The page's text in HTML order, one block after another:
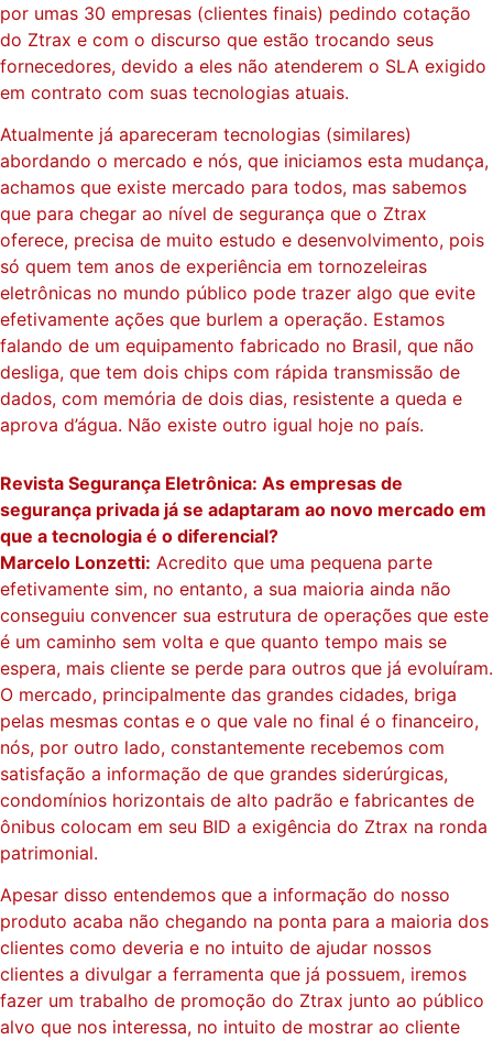
por umas 30 empresas (clientes finais) pedindo cotação
do Ztrax e com o discurso que estão trocando seus
fornecedores, devido a eles não atenderem o SLA exigido
em contrato com suas tecnologias atuais.
Atualmente já apareceram tecnologias (similares)
abordando o mercado e nós, que iniciamos esta mudança,
achamos que existe mercado para todos, mas sabemos
que para chegar ao nível de segurança que o Ztrax
oferece, precisa de muito estudo e desenvolvimento, pois
só quem tem anos de experiência em tornozeleiras
eletrônicas no mundo público pode trazer algo que evite
efetivamente ações que burlem a operação. Estamos
falando de um equipamento fabricado no Brasil, que não
desliga, que tem dois chips com rápida transmissão de
dados, com memória de dois dias, resistente a queda e
aprova d’água. Não existe outro igual hoje no país.
Revista Segurança Eletrônica: As empresas de
segurança privada já se adaptaram ao novo mercado em
que a tecnologia é o diferencial?
Marcelo Lonzetti: Acredito que uma pequena parte
efetivamente sim, no entanto, a sua maioria ainda não
conseguiu convencer sua estrutura de operações que este
é um caminho sem volta e que quanto tempo mais se
espera, mais cliente se perde para outros que já evoluíram.
O mercado, principalmente das grandes cidades, briga
pelas mesmas contas e o que vale no final é o financeiro,
nós, por outro lado, constantemente recebemos com
satisfação a informação de que grandes siderúrgicas,
condomínios horizontais de alto padrão e fabricantes de
ônibus colocam em seu BID a exigência do Ztrax na ronda
patrimonial.
Apesar disso entendemos que a informação do nosso
produto acaba não chegando na ponta para a maioria dos
clientes como deveria e no intuito de ajudar nossos
clientes a divulgar a ferramenta que já possuem, iremos
fazer um trabalho de promoção do Ztrax junto ao público
alvo que nos interessa, no intuito de mostrar ao cliente